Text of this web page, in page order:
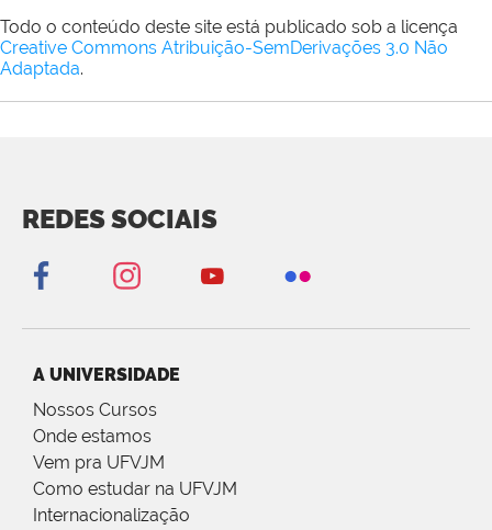
Todo o conteúdo deste site está publicado sob a licença
Creative Commons Atribuição-SemDerivações 3.0 Não
Adaptada.
REDES SOCIAIS
A UNIVERSIDADE
Nossos Cursos
Onde estamos
Vem pra UFVJM
Como estudar na UFVJM
Internacionalização